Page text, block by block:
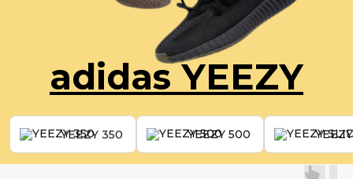
adidas YEEZY
YEEZY 350 YEEZY 500